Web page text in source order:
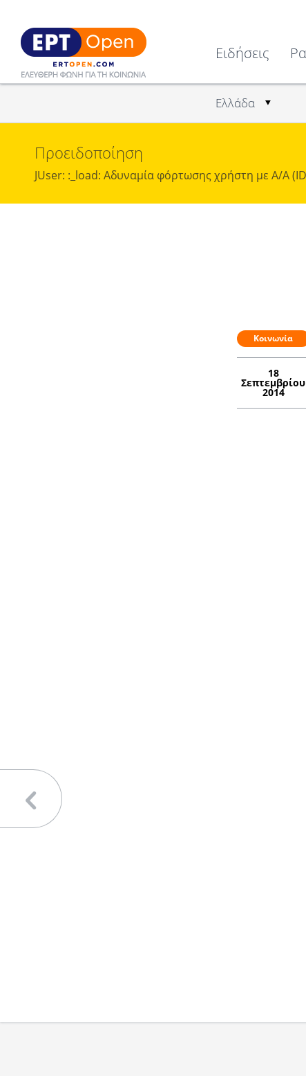
Ειδήσεις
Ελλάδα
Προειδοποίηση
JUser: :_load: Αδυναμία φόρτωσης χρήστη με Α/Α
Κοινωνία
18
Σεπτεμβρίου
2014